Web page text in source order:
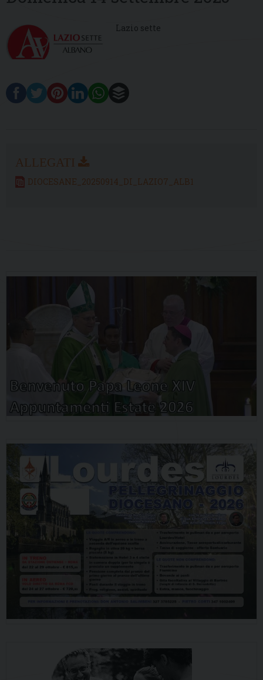
Lazio sette
DIOCESANE_20250914_DI_LAZIO7_ALB1